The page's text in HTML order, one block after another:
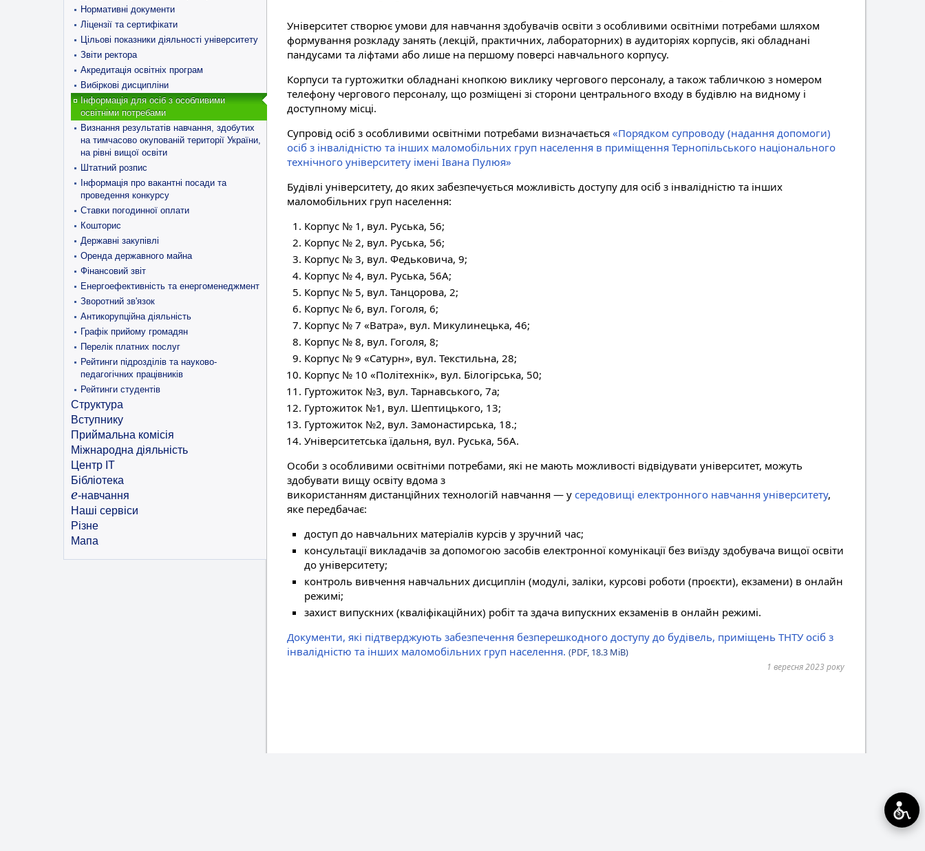
Нормативні документи
Ліцензії та сертифікати
Цільові показники діяльності університету
Звіти ректора
Акредитація освітніх програм
Вибіркові дисципліни
Інформація для осіб з особливими
освітніми потребами
Визнання результатів навчання, здобутих
на тимчасово окупованій території України,
на рівні вищої освіти
Штатний розпис
Інформація про вакантні посади та
проведення конкурсу
Ставки погодинної оплати
Кошторис
Державні закупівлі
Оренда державного майна
Фінансовий звіт
Енергоефективність та енергоменеджмент
Зворотний зв'язок
Антикорупційна діяльність
Графік прийому громадян
Перелік платних послуг
Рейтинги підрозділів та науково-
педагогічних працівників
Рейтинги студентів
Структура
Вступнику
Приймальна комісія
Міжнародна діяльність
Центр ІТ
Бібліотека
e-навчання
Наші сервіси
Різне
Мапа
Університет створює умови для навчання здобувачів освіти з особливими освітніми потребами шляхом
формування розкладу занять (лекцій, практичних, лабораторних) в аудиторіях корпусів, які обладнані
пандусами та ліфтами або лише на першому поверсі навчального корпусу.
Корпуси та гуртожитки обладнані кнопкою виклику чергового персоналу, а також табличкою з номером
телефону чергового персоналу, що розміщені зі сторони центрального входу в будівлю на видному і
доступному місці.
Супровід осіб з особливими освітніми потребами визначається «Порядком супроводу (надання допомоги)
осіб з інвалідністю та інших маломобільних груп населення в приміщення Тернопільського національного
технічного університету імені Івана Пулюя»
Будівлі університету, до яких забезпечується можливість доступу для осіб з інвалідністю та інших
маломобільних груп населення:
Корпус № 1, вул. Руська, 56;
Корпус № 2, вул. Руська, 56;
Корпус № 3, вул. Федьковича, 9;
Корпус № 4, вул. Руська, 56А;
Корпус № 5, вул. Танцорова, 2;
Корпус № 6, вул. Гоголя, 6;
Корпус № 7 «Ватра», вул. Микулинецька, 46;
Корпус № 8, вул. Гоголя, 8;
Корпус № 9 «Сатурн», вул. Текстильна, 28;
Корпус № 10 «Політехнік», вул. Білогірська, 50;
Гуртожиток №3, вул. Тарнавського, 7а;
Гуртожиток №1, вул. Шептицького, 13;
Гуртожиток №2, вул. Замонастирська, 18.;
Університетська їдальня, вул. Руська, 56А.
Особи з особливими освітніми потребами, які не мають можливості відвідувати університет, можуть
здобувати вищу освіту вдома з
використанням дистанційних технологій навчання — у середовищі електронного навчання університету,
яке передбачає:
доступ до навчальних матеріалів курсів у зручний час;
консультації викладачів за допомогою засобів електронної комунікації без виїзду здобувача вищої освіти
до університету;
контроль вивчення навчальних дисциплін (модулі, заліки, курсові роботи (проєкти), екзамени) в онлайн
режимі;
захист випускних (кваліфікаційних) робіт та здача випускних екзаменів в онлайн режимі.
Документи, які підтверджують забезпечення безперешкодного доступу до будівель, приміщень ТНТУ осіб з
інвалідністю та інших маломобільних груп населення. (PDF, 18.3 MiB)
1 вересня 2023 року